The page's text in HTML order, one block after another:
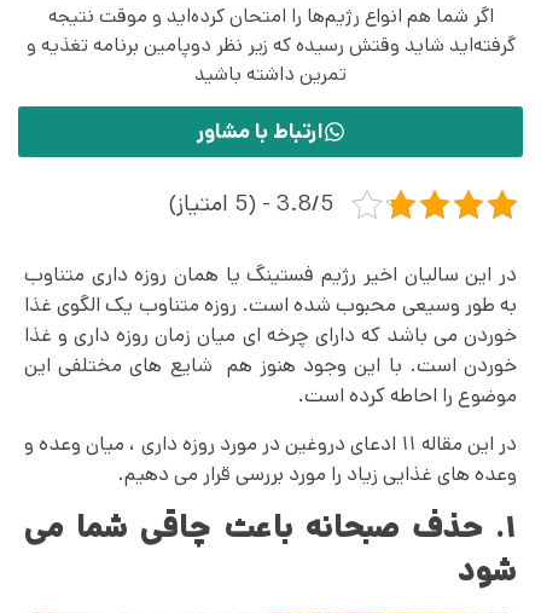
اگر شما هم انواع رژیم‌ها را امتحان کرده‌اید و موقت نتیجه
گرفته‌اید شاید وقتش رسیده که زیر نظر دوپامین برنامه تغذیه و
تمرین داشته باشید
ارتباط با مشاور
3.8/5 - (5 امتیاز)
در این سالیان اخیر رژیم فستینگ یا همان روزه داری متناوب
به طور وسیعی محبوب شده است. روزه متناوب یک الگوی غذا
خوردن می باشد که دارای چرخه ای میان زمان روزه داری و غذا
خوردن است. با این وجود هنوز هم شایع های مختلفی این
موضوع را احاطه کرده است.
در این مقاله ۱۱ ادعای دروغین در مورد روزه داری ، میان وعده و
وعده های غذایی زیاد را مورد بررسی قرار می دهیم.
۱. حذف صبحانه باعث چاقی شما می
شود